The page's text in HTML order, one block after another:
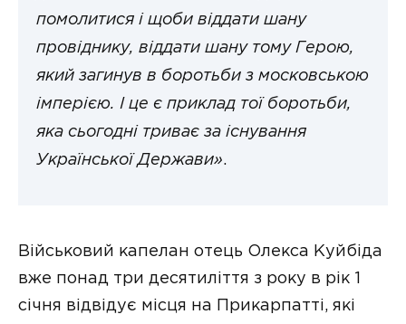
помолитися і щоби віддати шану
провіднику, віддати шану тому Герою,
який загинув в боротьби з московською
імперією. І це є приклад тої боротьби,
яка сьогодні триває за існування
Української Держави».
Військовий капелан отець Олекса Куйбіда
вже понад три десятиліття з року в рік 1
січня відвідує місця на Прикарпатті, які